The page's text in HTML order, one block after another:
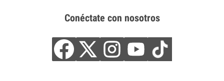
Conéctate con nosotros